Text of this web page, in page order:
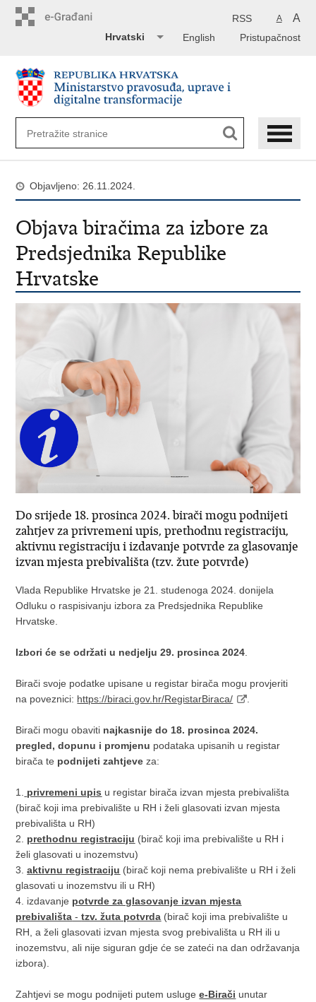
A A
RSS
Pristupačnost
English
Hrvatski
Objavljeno: 26.11.2024.
Objava biračima za izbore za
Predsjednika Republike
Hrvatske
Do srijede 18. prosinca 2024. birači mogu podnijeti
zahtjev za privremeni upis, prethodnu registraciju,
aktivnu registraciju i izdavanje potvrde za glasovanje
izvan mjesta prebivališta (tzv. žute potvrde)
Vlada Republike Hrvatske je 21. studenoga 2024. donijela
Odluku o raspisivanju izbora za Predsjednika Republike
Hrvatske.
Izbori će se održati u nedjelju 29. prosinca 2024
Birači svoje podatke upisane u registar birača mogu provjeriti
na poveznici: https://biraci.gov.hr/RegistarBiraca/
Birači mogu obaviti najkasnije do 18. prosinca 2024.
pregled, dopunu i promjenu podataka upisanih u registar
birača te podnijeti zahtjeve za:
1. privremeni upis u registar birača izvan mjesta prebivališta
(birač koji ima prebivalište u RH i želi glasovati izvan mjesta
prebivališta u RH)
2. prethodnu registraciju (birač koji ima prebivalište u RH i
želi glasovati u inozemstvu)
3.aktivnu registraciju (birač koji nema prebivalište u RH i želi
glasovati u inozemstvu ili u RH)
4. izdavanje potvrde za glasovanje izvan mjesta
prebivališta -tzv. žuta potvrda (birač koji ima prebivalište u
RH, a želi glasovati izvan mjesta svog prebivališta u RH ili u
inozemstvu, ali nije siguran gdje će se zateći na dan održavanja
izbora).
Zahtjevi se mogu podnijeti putem uslugee-Birači unutar